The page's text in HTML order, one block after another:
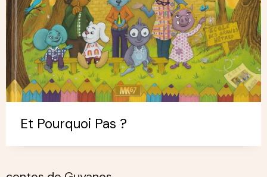
Et Pourquoi Pas ?